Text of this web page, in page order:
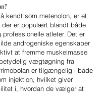
kendt som metenolon, er et
der er populært blandt både
atleter. Det er
androgeniske egenskaber
at fremme muskelmasse
vægtøgning fra
er tilgængelig i både
injektion, hvilket giver
i, hvordan de vælger at